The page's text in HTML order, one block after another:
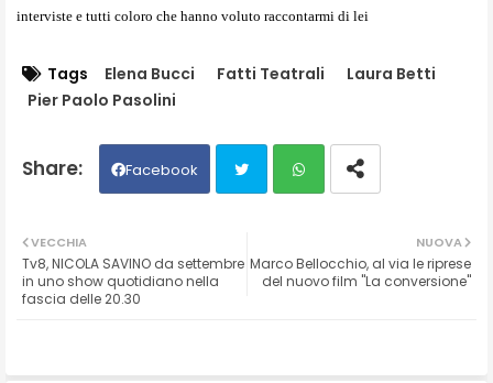
interviste e tutti coloro che hanno voluto raccontarmi di lei
Tags Elena Bucci Fatti Teatrali
Laura Betti
Pier Paolo Pasolini
Facebook
ter ats
NUOVA
Marco Bellocchio, al via le riprese
del nuovo film "La conversione"
VECCHIA
Tv8, NICOLA SAVINO da settembre
in uno show quotidiano nella
fascia delle 20.30